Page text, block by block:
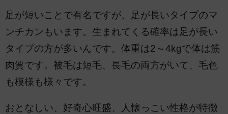
足が短いことで有名ですが、足が長いタイプのマ
ンチカンもいます。生まれてくる確率は足が長い
タイプの方が多いんです。体重は2～4kgで体は筋
肉質です。被毛は短毛、長毛の両方がいて、毛色
も模様も様々です。
おとなしい、好奇心旺盛、人懐っこい性格が特徴